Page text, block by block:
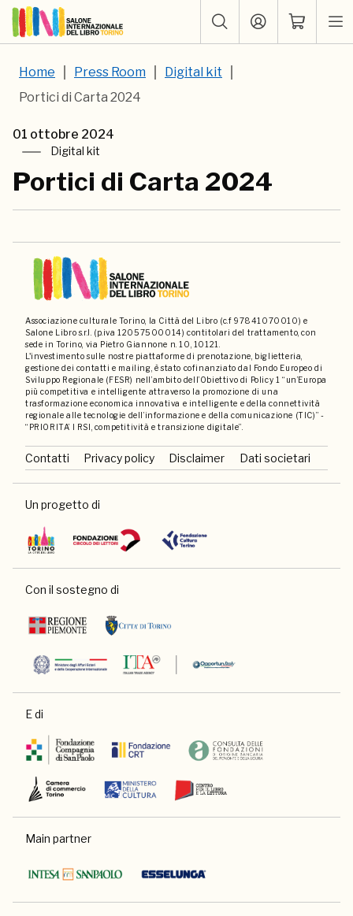
Home Press Room
Digital kit
Portici di Carta 2024
01 ottobre 2024
Digital kit
Portici di Carta 2024
Associazione culturale Torino, la Città del Libro (c.f 97841070010) e
Salone Libro s.r.l. (p.iva 12057500014) contitolari del trattamento, con
sede in Torino, via Pietro Giannone n. 10, 10121.
L'investimento sulle nostre piattaforme di prenotazione, biglietteria,
gestione dei contatti e mailing, è stato cofinanziato dal Fondo Europeo di
Sviluppo Regionale (FESR) nell’ambito dell’Obiettivo di Policy 1 “un’Europa
più competitiva e intelligente attraverso la promozione di una
trasformazione economica innovativa e intelligente e della connettività
regionale alle tecnologie dell’informazione e della comunicazione (TIC)” -
“PRIORITA’ I RSI, competitività e transizione digitale”.
Contatti Privacy policy Disclaimer Dati societari
Un progetto di
Con il sostegno di
E di
Main partner